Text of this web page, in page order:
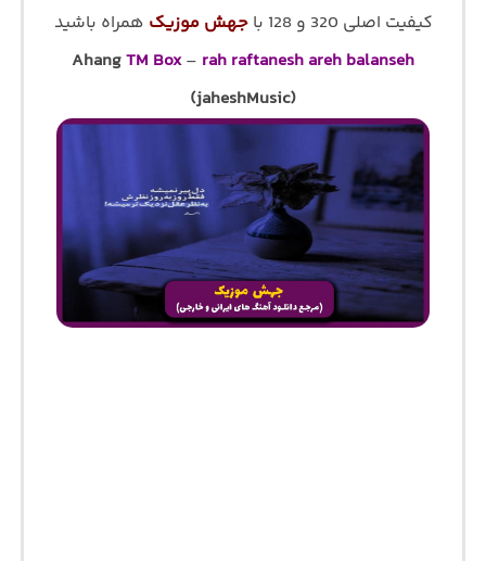
کیفیت اصلی 320 و 128 با
جهش موزیک همراه باشید
AhangTM Box– rah raftanesh areh balanseh
(jaheshMusic)